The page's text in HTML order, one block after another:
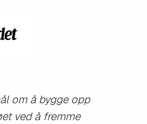
om å bygge opp
ved å fremme